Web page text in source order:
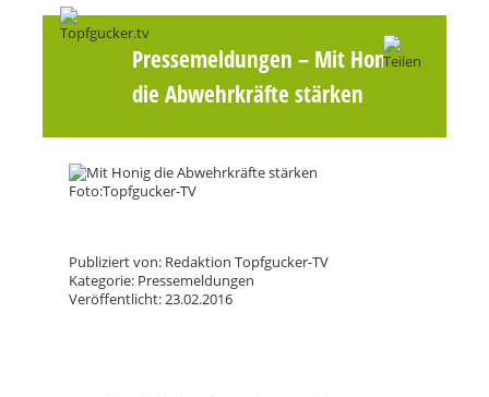
Pressemeldungen – Mit Honig
die Abwehrkräfte stärken
Publiziert von: Redaktion Topfgucker-TV
Kategorie: Pressemeldungen
Veröffentlicht: 23.02.2016